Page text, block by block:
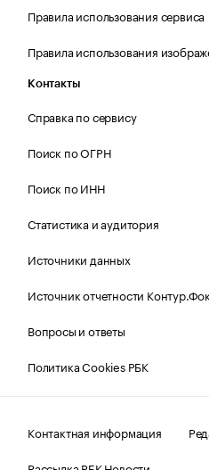
Правила использования сервиса
Правила использования
Контакты
Справка по сервису
Поиск по ОГРН
Поиск по ИНН
Статистика и аудитория
Источники данных
Источник отчетности
Вопросы и ответы
Политика Cookies РБК
Контактная информация